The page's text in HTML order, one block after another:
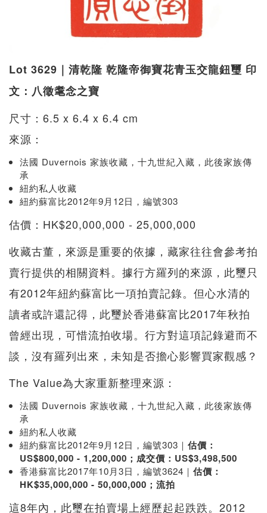
Lot 3629｜清乾隆 乾隆帝御寶花青玉交龍鈕璽 印
文：八徵耄念之寶
尺寸：6.5 x 6.4 x 6.4 cm
來源：
法國 Duvernois 家族收藏，十九世紀入藏，此後家族傳
承
紐約私人收藏
紐約蘇富比2012年9月12日，編號303
估價：HK$20,000,000 - 25,000,000
收藏古董，來源是重要的依據，藏家往往會參考拍
賣行提供的相關資料。據行方羅列的來源，此璽只
有2012年紐約蘇富比一項拍賣記錄。但心水清的
讀者或許還記得，此璽於香港蘇富比2017年秋拍
曾經出現，可惜流拍收場。行方對這項記錄避而不
談，沒有羅列出來，未知是否擔心影響買家觀感？
The Value為大家重新整理來源：
法國 Duvernois 家族收藏，十九世紀入藏，此後家族傳
承
紐約私人收藏
紐約蘇富比2012年9月12日，編號303｜ 估價：
US$800,000 - 1,200,000；成交價：US$3,498,500
香港蘇富比2017年10月3日，編號3624｜ 估價：
HK$35,000,000 - 50,000,000；流拍
這8年內，此璽在拍賣場上經歷起起跌跌。2012